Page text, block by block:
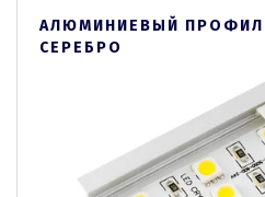
АЛЮМИНИЕВЫЙ
СЕРЕБРО